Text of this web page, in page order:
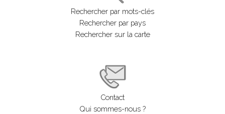
Rechercher par mots-clés
Rechercher par pays
Rechercher sur la carte
Contact
Qui sommes-nous ?